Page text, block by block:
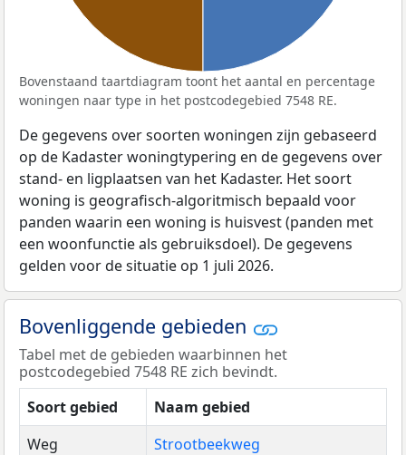
Bovenstaand taartdiagram toont het aantal en percentage
woningen naar type in het postcodegebied 7548 RE.
De gegevens over soorten woningen zijn gebaseerd
op de Kadaster woningtypering en de gegevens over
stand- en ligplaatsen van het Kadaster. Het soort
woning is geografisch-algoritmisch bepaald voor
panden waarin een woning is huisvest (panden met
een woonfunctie als gebruiksdoel). De gegevens
gelden voor de situatie op 1 juli 2026.
Bovenliggende gebieden
Tabel met de gebieden waarbinnen het
postcodegebied 7548 RE zich bevindt.
Soort gebied
Naam gebied
Weg
Strootbeekweg